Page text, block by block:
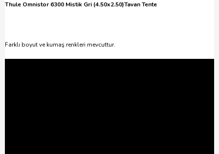
Thule Omnistor 6300 Mistik Gri (4.50x2.50)Tavan Tente
Farklı boyut ve kumaş renkleri mevcuttur.